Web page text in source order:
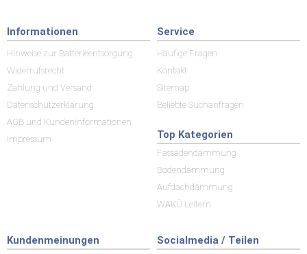
Informationen
Hinweise zur Batterieentsorgung
Widerrufsrecht
Zahlung und Versand
Datenschutzerklärung
AGB und Kundeninformationen
Impressum
Service
Häufige Fragen
Kontakt
Sitemap
Beliebte Suchanfragen
Top Kategorien
Fassadendämmung
Bodendämmung
Aufdachdämmung
WAKÜ Leitern
Kundenmeinungen Socialmedia / Teilen